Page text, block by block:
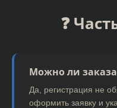
❓
Можно ли
Да, регистрация не
оформить заявку и